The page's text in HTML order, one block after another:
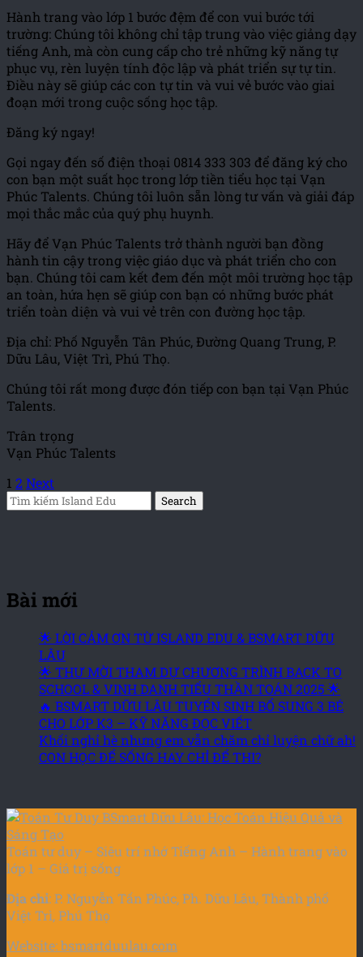
Hành trang vào lớp 1 bước đệm để con vui bước tới
trường: Chúng tôi không chỉ tập trung vào việc giảng dạy
tiếng Anh, mà còn cung cấp cho trẻ những kỹ năng tự
phục vụ, rèn luyện tính độc lập và phát triển sự tự tin.
Điều này sẽ giúp các con tự tin và vui vẻ bước vào giai
đoạn mới trong cuộc sống học tập.
Đăng ký ngay!
Gọi ngay đến số điện thoại 0814 333 303 để đăng ký cho
con bạn một suất học trong lớp tiền tiểu học tại Vạn
Phúc Talents. Chúng tôi luôn sẵn lòng tư vấn và giải đáp
mọi thắc mắc của quý phụ huynh.
Hãy để Vạn Phúc Talents trở thành người bạn đồng
hành tin cậy trong việc giáo dục và phát triển cho con
bạn. Chúng tôi cam kết đem đến một môi trường học tập
an toàn, hứa hẹn sẽ giúp con bạn có những bước phát
triển toàn diện và vui vẻ trên con đường học tập.
Địa chỉ: Phố Nguyễn Tân Phúc, Đường Quang Trung, P.
Dữu Lâu, Việt Trì, Phú Thọ.
Chúng tôi rất mong được đón tiếp con bạn tại Vạn Phúc
Talents.
Trân trọng
Vạn Phúc Talents
1 2 Next
Search
for:
Bài mới
🌟 LỜI CẢM ƠN TỪ ISLAND EDU & BSMART DỮU
LÂU
🌟 THƯ MỜI THAM DỰ CHƯƠNG TRÌNH BACK TO
SCHOOL & VINH DANH TIỂU THẦN TOÁN 2025 🌟
🔥 BSMART DỮU LÂU TUYỂN SINH BỔ SUNG 3 BÉ
CHO LỚP K3 – KỸ NĂNG ĐỌC VIẾT
Khối nghỉ hè nhưng em vẫn chăm chỉ luyện chữ ah!
CON HỌC ĐỂ SỐNG HAY CHỈ ĐỂ THI?
Toán tư duy – Siêu trí nhớ Tiếng Anh – Hành trang vào
lớp 1 – Giá trị sống
Địa chỉ: P. Nguyễn Tấn Phúc, Ph. Dữu Lâu, Thành phố
Việt Trì, Phú Thọ
Website: bsmartduulau.com